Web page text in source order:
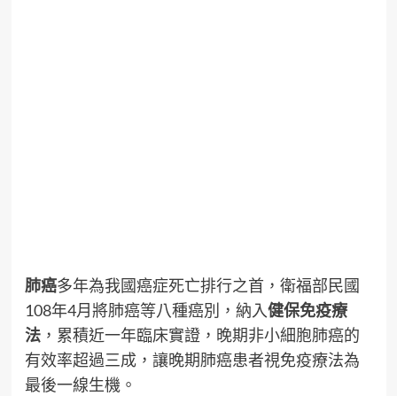
肺癌多年為我國癌症死亡排行之首，衛福部民國
108年4月將肺癌等八種癌別，納入健保免疫療
法，累積近一年臨床實證，晚期非小細胞肺癌的
有效率超過三成，讓晚期肺癌患者視免疫療法為
最後一線生機。